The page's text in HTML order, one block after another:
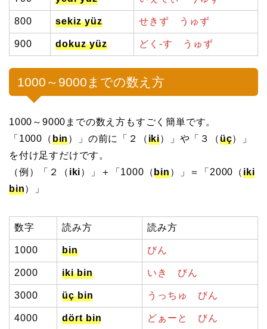
800 sekiz yüz せきず うゅず
900 dokuz yüz どく-す うゅず
1000～9000までの数え方
1000～9000までの数え方もすごく簡単です。
「1000（bin）」の前に「２（iki）」や「３（üç）」
を付け足すだけです。
（例）「２（ iki）」＋「1000（ bin）」＝「2000（iki
bin）」
数字 読み方 読み方
1000 bin びん
2000 iki bin いき びん
3000 üç bin うっちゅ びん
4000 dört bin どぁーと びん